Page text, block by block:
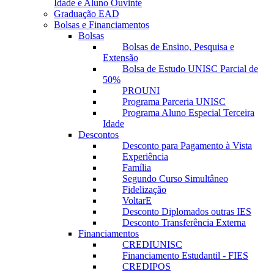
Idade e Aluno Ouvinte
Graduação EAD
Bolsas e Financiamentos
Bolsas
Bolsas de Ensino, Pesquisa e
Extensão
Bolsa de Estudo UNISC Parcial de
50%
PROUNI
Programa Parceria UNISC
Programa Aluno Especial Terceira
Idade
Descontos
Desconto para Pagamento à Vista
Experiência
Família
Segundo Curso Simultâneo
Fidelização
VoltarE
Desconto Diplomados outras IES
Desconto Transferência Externa
Financiamentos
CREDIUNISC
Financiamento Estudantil - FIES
CREDIPOS